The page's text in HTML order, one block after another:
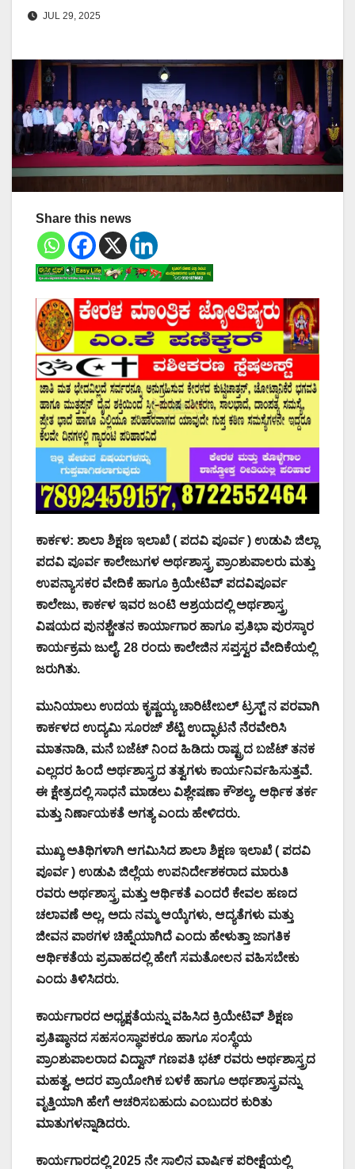
JUL 29, 2025
Share this news
ಕಾರ್ಕಳ: ಶಾಲಾ ಶಿಕ್ಷಣ ಇಲಾಖೆ ( ಪದವಿ ಪೂರ್ವ ) ಉಡುಪಿ ಜಿಲ್ಲಾ
ಪದವಿ ಪೂರ್ವ ಕಾಲೇಜುಗಳ ಅರ್ಥಶಾಸ್ತ್ರ ಪ್ರಾಂಶುಪಾಲರು ಮತ್ತು
ಉಪನ್ಯಾಸಕರ ವೇದಿಕೆ ಹಾಗೂ ಕ್ರಿಯೇಟಿವ್ ಪದವಿಪೂರ್ವ
ಕಾಲೇಜು, ಕಾರ್ಕಳ ಇವರ ಜಂಟಿ ಆಶ್ರಯದಲ್ಲಿ ಅರ್ಥಶಾಸ್ತ್ರ
ವಿಷಯದ ಪುನಶ್ಚೇತನ ಕಾರ್ಯಾಗಾರ ಹಾಗೂ ಪ್ರತಿಭಾ ಪುರಸ್ಕಾರ
ಕಾರ್ಯಕ್ರಮ ಜುಲೈ. 28 ರಂದು ಕಾಲೇಜಿನ ಸಪ್ತಸ್ವರ ವೇದಿಕೆಯಲ್ಲಿ
ಜರುಗಿತು.
ಮುನಿಯಾಲು ಉದಯ ಕೃಷ್ಣಯ್ಯ ಚಾರಿಟೇಬಲ್ ಟ್ರಸ್ಟ್ ನ ಪರವಾಗಿ
ಕಾರ್ಕಳದ ಉದ್ಯಮಿ ಸೂರಜ್ ಶೆಟ್ಟಿ ಉದ್ಘಾಟನೆ ನೆರವೇರಿಸಿ
ಮಾತನಾಡಿ, ಮನೆ ಬಜೆಟ್ ನಿಂದ ಹಿಡಿದು ರಾಷ್ಟ್ರದ ಬಜೆಟ್ ತನಕ
ಎಲ್ಲದರ ಹಿಂದೆ ಅರ್ಥಶಾಸ್ತ್ರದ ತತ್ವಗಳು ಕಾರ್ಯನಿರ್ವಹಿಸುತ್ತವೆ.
ಈ ಕ್ಷೇತ್ರದಲ್ಲಿ ಸಾಧನೆ ಮಾಡಲು ವಿಶ್ಲೇಷಣಾ ಕೌಶಲ್ಯ, ಆರ್ಥಿಕ ತರ್ಕ
ಮತ್ತು ನಿರ್ಣಾಯಕತೆ ಅಗತ್ಯ ಎಂದು ಹೇಳಿದರು.
ಮುಖ್ಯ ಅತಿಥಿಗಳಾಗಿ ಆಗಮಿಸಿದ ಶಾಲಾ ಶಿಕ್ಷಣ ಇಲಾಖೆ ( ಪದವಿ
ಪೂರ್ವ ) ಉಡುಪಿ ಜಿಲ್ಲೆಯ ಉಪನಿರ್ದೇಶಕರಾದ ಮಾರುತಿ
ರವರು ಅರ್ಥಶಾಸ್ತ್ರ ಮತ್ತು ಆರ್ಥಿಕತೆ ಎಂದರೆ ಕೇವಲ ಹಣದ
ಚಲಾವಣೆ ಅಲ್ಲ, ಅದು ನಮ್ಮ ಆಯ್ಕೆಗಳು, ಆದ್ಯತೆಗಳು ಮತ್ತು
ಜೀವನ ಪಾಠಗಳ ಚಿಹ್ನೆಯಾಗಿದೆ ಎಂದು ಹೇಳುತ್ತಾ ಜಾಗತಿಕ
ಆರ್ಥಿಕತೆಯ ಪ್ರವಾಹದಲ್ಲಿ ಹೇಗೆ ಸಮತೋಲನ ವಹಿಸಬೇಕು
ಎಂದು ತಿಳಿಸಿದರು.
ಕಾರ್ಯಗಾರದ ಅಧ್ಯಕ್ಷತೆಯನ್ನು ವಹಿಸಿದ ಕ್ರಿಯೇಟಿವ್ ಶಿಕ್ಷಣ
ಪ್ರತಿಷ್ಠಾನದ ಸಹಸಂಸ್ಥಾಪಕರೂ ಹಾಗೂ ಸಂಸ್ಥೆಯ
ಪ್ರಾಂಶುಪಾಲರಾದ ವಿದ್ವಾನ್ ಗಣಪತಿ ಭಟ್ ರವರು ಅರ್ಥಶಾಸ್ತ್ರದ
ಮಹತ್ವ, ಅದರ ಪ್ರಾಯೋಗಿಕ ಬಳಕೆ ಹಾಗೂ ಅರ್ಥಶಾಸ್ತ್ರವನ್ನು
ವೃತ್ತಿಯಾಗಿ ಹೇಗೆ ಆಚರಿಸಬಹುದು ಎಂಬುದರ ಕುರಿತು
ಮಾತುಗಳನ್ನಾಡಿದರು.
ಕಾರ್ಯಗಾರದಲ್ಲಿ 2025 ನೇ ಸಾಲಿನ ವಾರ್ಷಿಕ ಪರೀಕ್ಷೆಯಲ್ಲಿ